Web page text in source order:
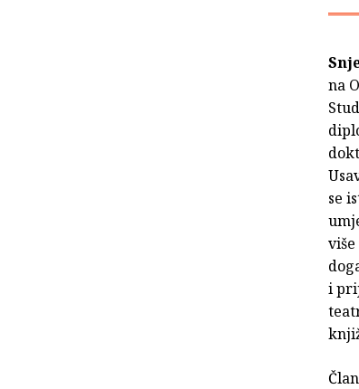
na
se
i